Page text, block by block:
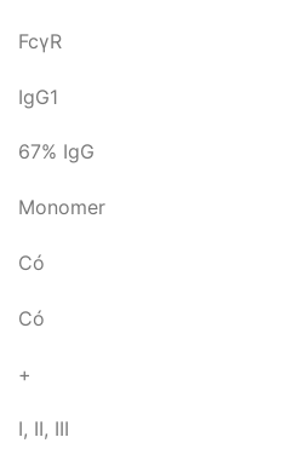
FcγR
IgG1
67% IgG
Monomer
Có
Có
+
I, II, III